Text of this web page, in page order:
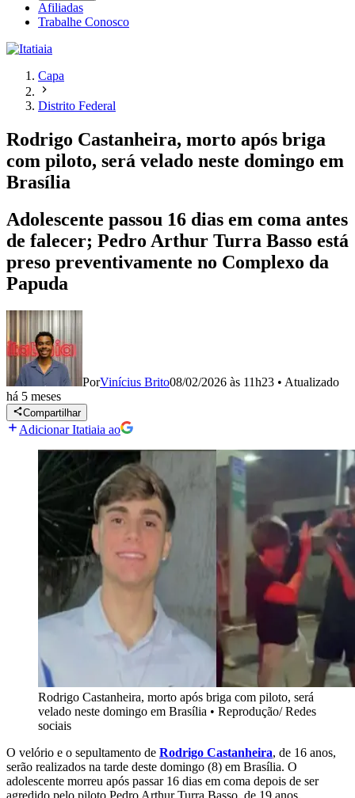
Afiliadas
Trabalhe Conosco
Capa
Distrito Federal
Rodrigo Castanheira, morto após briga
com piloto, será velado neste domingo em
Brasília
Adolescente passou 16 dias em coma antes
de falecer; Pedro Arthur Turra Basso está
preso preventivamente no Complexo da
Papuda
PorVinícius Brito08/02/2026 às 11h23 • Atualizado
há 5 meses
Compartilhar
Adicionar Itatiaia ao
Rodrigo Castanheira, morto após briga com piloto, será
velado neste domingo em Brasília • Reprodução/ Redes
sociais
O velório e o sepultamento de Rodrigo Castanheira, de 16 anos,
serão realizados na tarde deste domingo (8) em Brasília. O
adolescente morreu após passar 16 dias em coma depois de ser